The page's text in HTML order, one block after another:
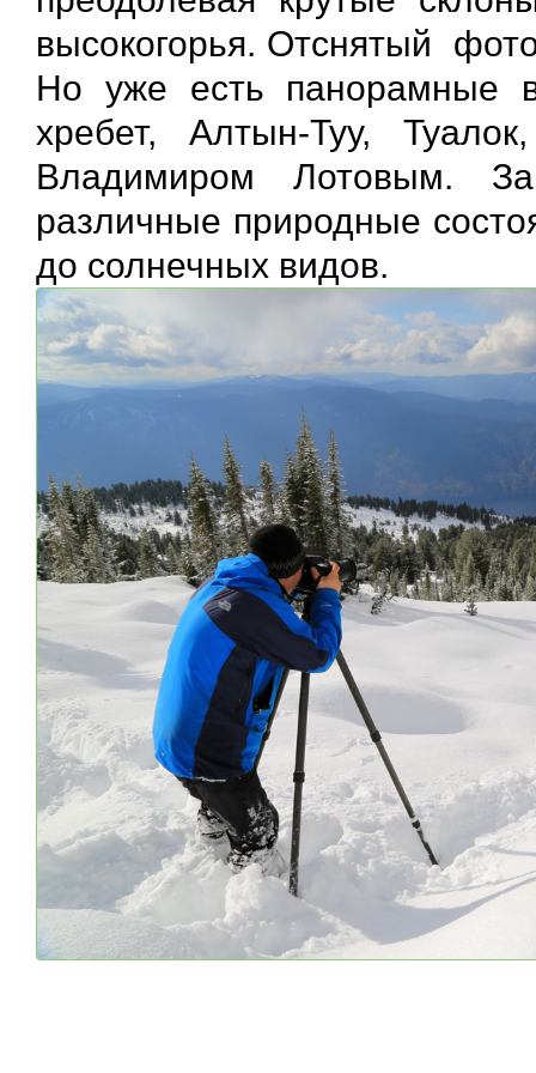
высокогорья. Отснятый
Но уже есть панорамные
хребет, Алтын-Туу,
Владимиром Лотовым.
различные природные
до солнечных видов.